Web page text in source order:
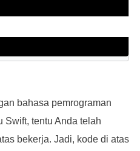
bahasa pemrograman
Swift, tentu Anda telah
bekerja. Jadi, kode di atas